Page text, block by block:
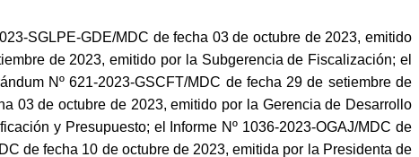
SGLPE-GDE/MDC de fecha 03 de octubre de 2023, emitido
de 2023, emitido por la Subgerencia de Fiscalización; el
Nº 621-2023-GSCFT/MDC de fecha 29 de setiembre de
03 de octubre de 2023, emitido por la Gerencia de Desarrollo
y Presupuesto; el Informe Nº 1036-2023-OGAJ/MDC de
de fecha 10 de octubre de 2023, emitida por la Presidenta de